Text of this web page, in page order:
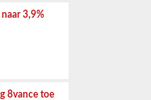
3,9%
8vance toe